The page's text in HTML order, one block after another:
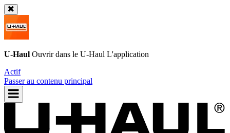
U-Haul Ouvrir dans le U-Haul L'application
Actif
Passer au contenu principal